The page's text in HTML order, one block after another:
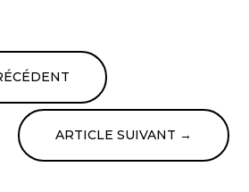
ARTICLE SUIVANT →